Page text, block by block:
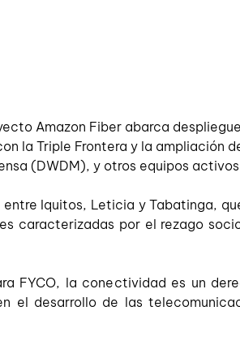
Amazon Fiber abarca
la Triple Frontera y la ampliación
(DWDM), y otros equipos
entre Iquitos, Leticia y Tabatinga,
caracterizadas por el rezago
FYCO, la conectividad es un
el desarrollo de las